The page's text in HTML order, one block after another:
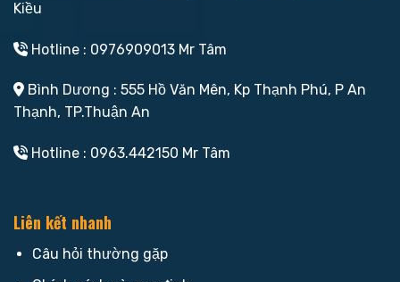
Kiều
Hotline : 0976909013 Mr Tâm
Bình Dương : 555 Hồ Văn Mên, Kp Thạnh Phú, P An
Thạnh, TP.Thuận An
Hotline : 0963.442150 Mr Tâm
Liên kết nhanh
Câu hỏi thường gặp